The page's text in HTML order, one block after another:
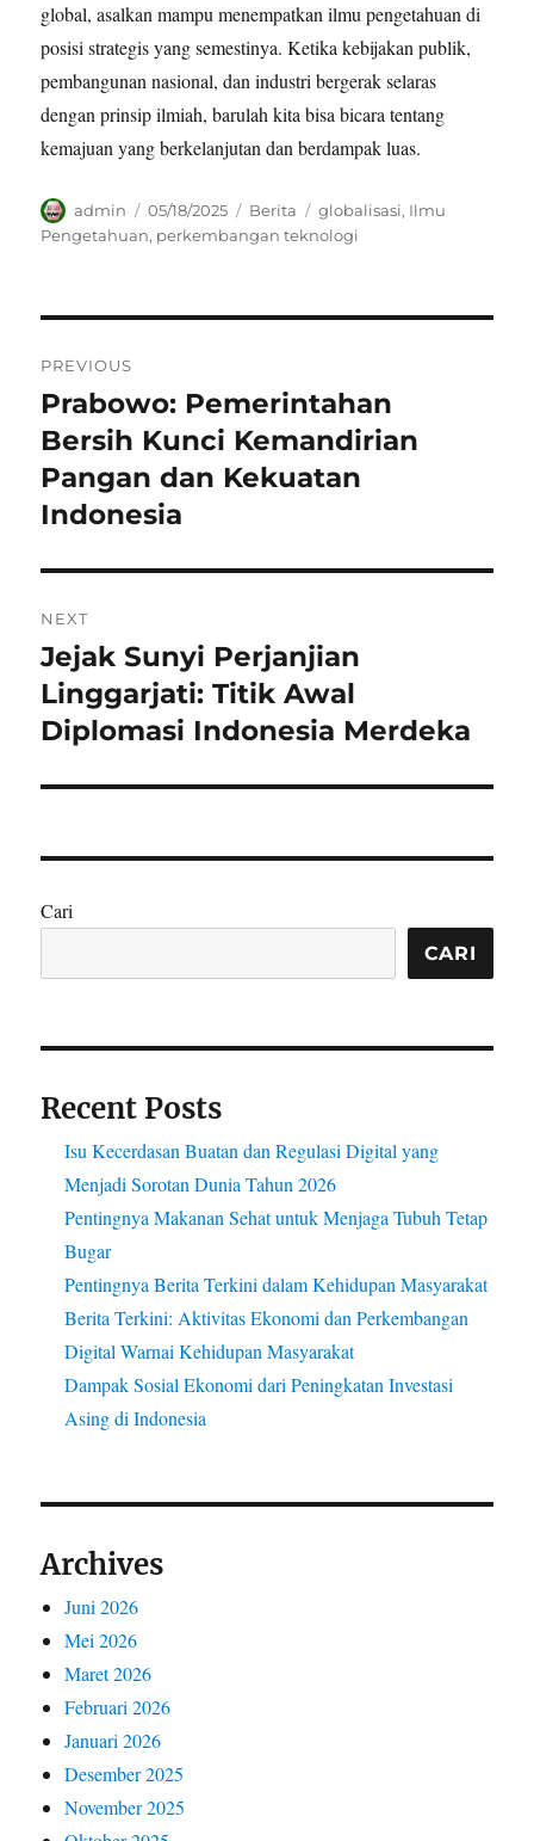
global, asalkan mampu menempatkan ilmu pengetahuan di
posisi strategis yang semestinya. Ketika kebijakan publik,
pembangunan nasional, dan industri bergerak selaras
dengan prinsip ilmiah, barulah kita bisa bicara tentang
kemajuan yang berkelanjutan dan berdampak luas.
Author
admin
Posted
on
05/18/2025 Categories
Berita Tags
globalisasi, Ilmu
Pengetahuan, perkembangan teknologi
pos
PREVIOUS
Previous
post:
Prabowo: Pemerintahan
Bersih Kunci Kemandirian
Pangan dan Kekuatan
Indonesia
NEXT
Next
post:
Jejak Sunyi Perjanjian
Linggarjati: Titik Awal
Diplomasi Indonesia Merdeka
Cari
CARI
Recent Posts
Isu Kecerdasan Buatan dan Regulasi Digital yang
Menjadi Sorotan Dunia Tahun 2026
Pentingnya Makanan Sehat untuk Menjaga Tubuh Tetap
Bugar
Pentingnya Berita Terkini dalam Kehidupan Masyarakat
Berita Terkini: Aktivitas Ekonomi dan Perkembangan
Digital Warnai Kehidupan Masyarakat
Dampak Sosial Ekonomi dari Peningkatan Investasi
Asing di Indonesia
Archives
Juni 2026
Mei 2026
Maret 2026
Februari 2026
Januari 2026
Desember 2025
November 2025